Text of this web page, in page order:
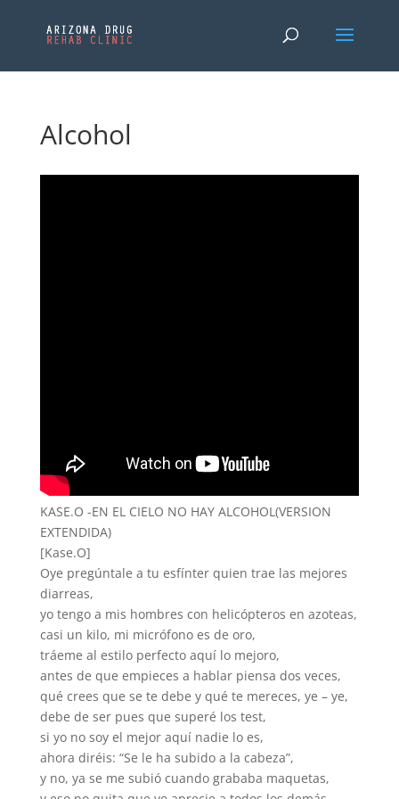
Alcohol
KASE.O -EN EL CIELO NO HAY ALCOHOL(VERSION
EXTENDIDA)
[Kase.O]
Oye pregúntale a tu esfínter quien trae las mejores
diarreas,
yo tengo a mis hombres con helicópteros en azoteas,
casi un kilo, mi micrófono es de oro,
tráeme al estilo perfecto aquí lo mejoro,
antes de que empieces a hablar piensa dos veces,
qué crees que se te debe y qué te mereces, ye – ye,
debe de ser pues que superé los test,
si yo no soy el mejor aquí nadie lo es,
ahora diréis: “Se le ha subido a la cabeza”,
y no, ya se me subió cuando grababa maquetas,